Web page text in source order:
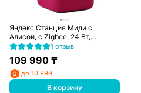
Яндекс Станция Миди с
Алисой, с Zigbee, 24 Вт,
розовая
1 отзыв
109 990₸
до 10 999
В корзину